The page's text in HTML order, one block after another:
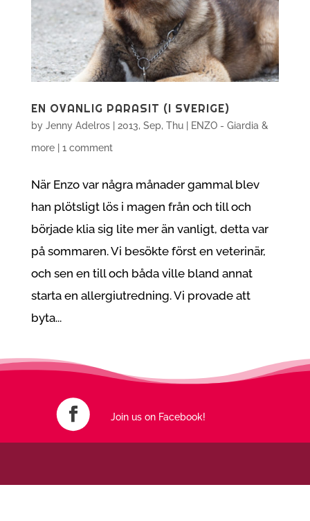
EN OVANLIG PARASIT (I SVERIGE)
by Jenny Adelros| 2013, Sep, Thu|
ENZO - Giardia &
more| 1 comment
När Enzo var några månader gammal blev
han plötsligt lös i magen från och till och
började klia sig lite mer än vanligt, detta var
på sommaren. Vi besökte först en veterinär,
och sen en till och båda ville bland annat
starta en allergiutredning. Vi provade att
byta...
Join us on Facebook!